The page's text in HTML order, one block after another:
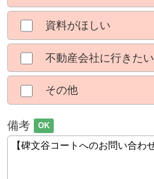
資料がほしい
不動産会社に行きたい
その他
備考 OK